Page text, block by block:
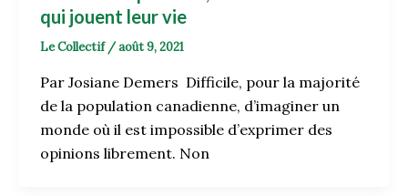
qui jouent leur vie
Le Collectif /août 9, 2021
Par Josiane Demers Difficile, pour la majorité
de la population canadienne, d’imaginer un
monde où il est impossible d’exprimer des
opinions librement. Non